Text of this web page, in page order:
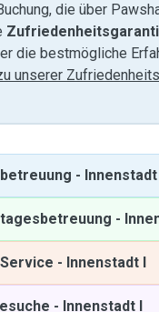
die über
die bestmögliche
unserer
- Innenstadt
-
- Innenstadt I
- Innenstadt I